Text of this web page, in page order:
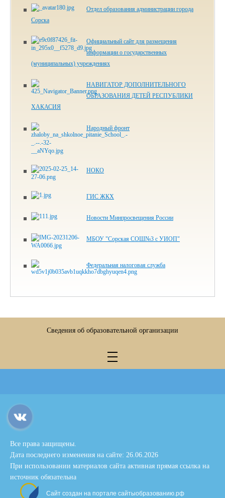
Отдел образования администрации города
Сорска
Официальный сайт для размещения
информации о государственных
(муниципальных) учреждениях
НАВИГАТОР ДОПОЛНИТЕЛЬНОГО
ОБРАЗОВАНИЯ ДЕТЕЙ РЕСПУБЛИКИ
ХАКАСИЯ
Народный фронт
НОКО
ГИС ЖКХ
Новости Минпросвещения России
МБОУ "Сорская СОШ№3 с УИОП"
Федеральная налоговая служба
Сведения об образовательной организации
Все права защищены.
Дата последнего изменения на сайте: 26.06.2026
При использовании материалов сайта активная прямая ссылка на
источник обязательна
Сайт создан на портале сайтыобразованию.рф